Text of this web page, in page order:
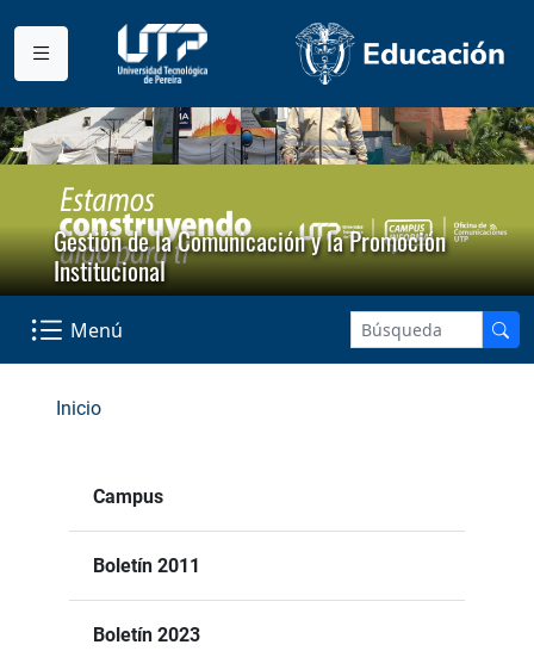
Gestión de la Comunicación y la Promoción
Institucional
Menú
Inicio
Campus
Boletín 2011
Boletín 2023